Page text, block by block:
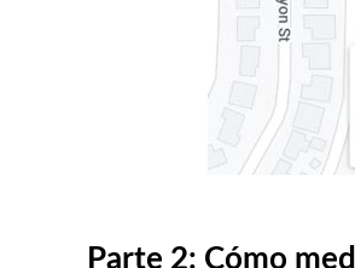
Parte 2: Cómo